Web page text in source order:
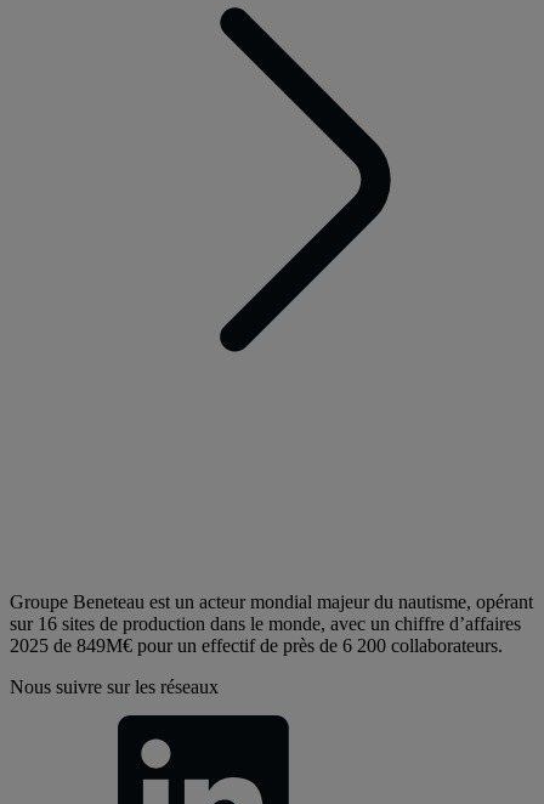
Groupe Beneteau est un acteur mondial majeur du nautisme, opérant
sur 16 sites de production dans le monde, avec un chiffre d’affaires
2025 de 849M€ pour un effectif de près de 6 200 collaborateurs.
Nous suivre sur les réseaux